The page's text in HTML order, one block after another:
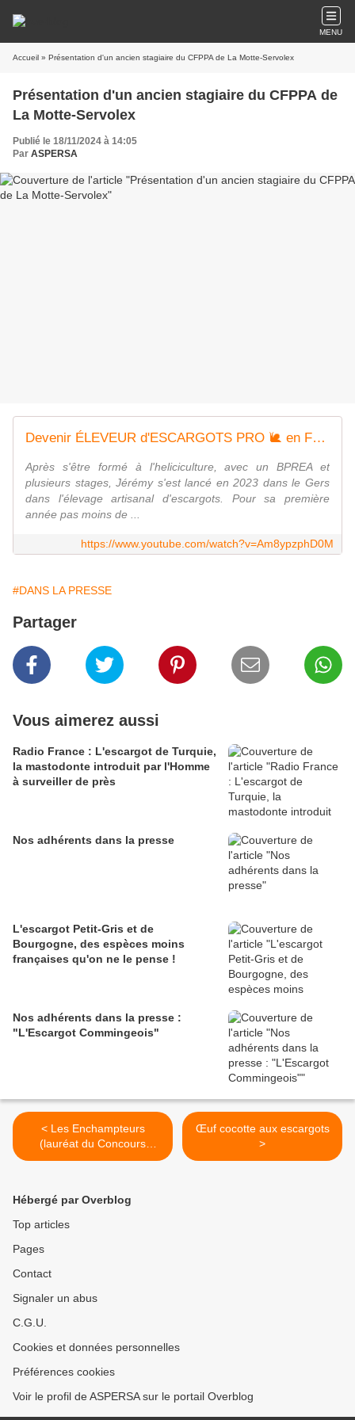
MENU
Accueil » Présentation d'un ancien stagiaire du CFPPA de La Motte-Servolex
Présentation d'un ancien stagiaire du CFPPA de
La Motte-Servolex
Publié le 18/11/2024 à 14:05
Par ASPERSA
Devenir ÉLEVEUR d'ESCARGOTS PRO 🐌 en FRANCE
Après s'être formé à l'heliciculture, avec un BPREA et
plusieurs stages, Jérémy s'est lancé en 2023 dans le Gers
dans l'élevage artisanal d'escargots. Pour sa première
année pas moins de ...
https://www.youtube.com/watch?v=Am8ypzphD0M
#DANS LA PRESSE
Partager
Vous aimerez aussi
Radio France : L'escargot de Turquie,
la mastodonte introduit par l'Homme
à surveiller de près
Nos adhérents dans la presse
L'escargot Petit-Gris et de
Bourgogne, des espèces moins
françaises qu'on ne le pense !
Nos adhérents dans la presse :
"L'Escargot Commingeois"
< Les Enchampteurs
(lauréat du Concours
Création et Reprise
Œuf cocotte aux escargots
>
Hébergé par Overblog
Top articles
Pages
Contact
Signaler un abus
C.G.U.
Cookies et données personnelles
Préférences cookies
Voir le profil de ASPERSA sur le portail Overblog